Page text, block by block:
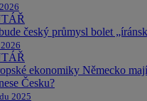
český průmysl bolet
ekonomiky Německo
Česku?
2025